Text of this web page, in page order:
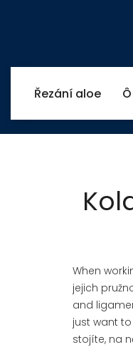
Řezání aloe
When
jejich
and
just want
stojíte, na